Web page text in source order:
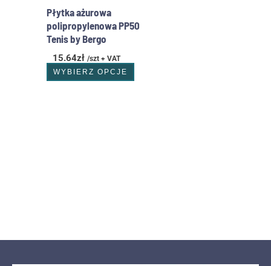
Płytka ażurowa
polipropylenowa PP50
Tenis by Bergo
15.64zł /szt + VAT
WYBIERZ OPCJE
produktu